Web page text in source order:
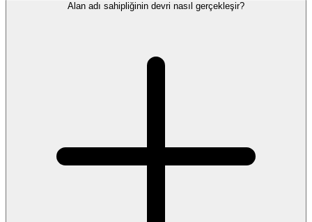
Alan adı sahipliğinin devri nasıl gerçekleşir?